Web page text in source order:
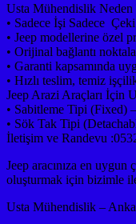
Usta Mühendislik
• Sadece İşi Sadece
• Jeep modellerine özel
• Orijinal bağlantı
• Garanti kapsamında
• Hızlı teslim, temiz
Jeep Arazi Araçları İçin
• Sabitleme Tipi (Fixed)
• Sök Tak Tipi
İletişim ve Randevu
Jeep aracınıza en
oluşturmak için bizimle
Usta Mühendislik –